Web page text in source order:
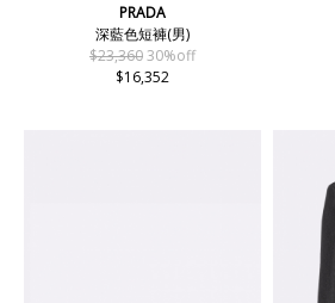
PRADA
深藍色短褲(男)
$23,36030%off
$16,352